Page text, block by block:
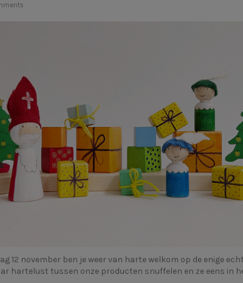
12 november ben je weer van harte welkom op de enige
hartelust tussen onze producten snuffelen en ze eens in